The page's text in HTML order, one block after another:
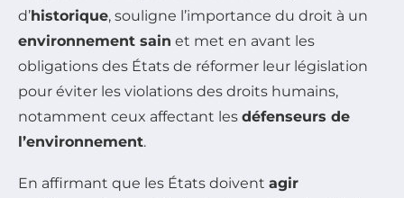
d’historique, souligne l’importance du droit à un
environnement sain et met en avant les
obligations des États de réformer leur législation
pour éviter les violations des droits humains,
notamment ceux affectant les défenseurs de
l’environnement.
En affirmant que les États doivent agir